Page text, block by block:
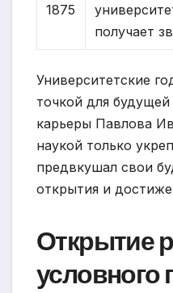
1875
получает
Университетские
точкой для
карьеры Павлова
наукой только
предвкушал свои
открытия и
Открытие
условного